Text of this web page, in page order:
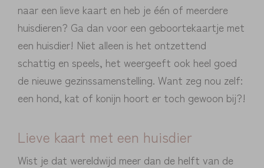
naar een lieve kaart en heb je één of meerdere
huisdieren? Ga dan voor een geboortekaartje met
een huisdier! Niet alleen is het ontzettend
schattig en speels, het weergeeft ook heel goed
de nieuwe gezinssamenstelling. Want zeg nou zelf:
een hond, kat of konijn hoort er toch gewoon bij?!
Lieve kaart met een huisdier
Wist je dat wereldwijd meer dan de helft van de